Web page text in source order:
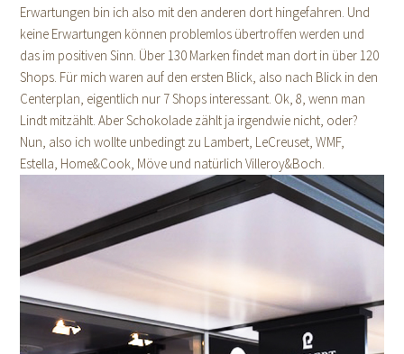
Erwartungen bin ich also mit den anderen dort hingefahren. Und
keine Erwartungen können problemlos übertroffen werden und
das im positiven Sinn. Über 130 Marken findet man dort in über 120
Shops. Für mich waren auf den ersten Blick, also nach Blick in den
Centerplan, eigentlich nur 7 Shops interessant. Ok, 8, wenn man
Lindt mitzählt. Aber Schokolade zählt ja irgendwie nicht, oder?
Nun, also ich wollte unbedingt zu Lambert, LeCreuset, WMF,
Estella, Home&Cook, Möve und natürlich Villeroy&Boch.